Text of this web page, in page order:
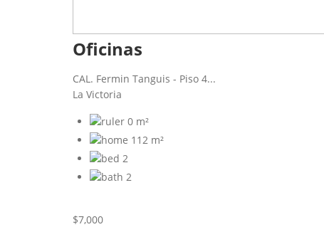
Oficinas
CAL. Fermin Tanguis - Piso 4...
La Victoria
0 m²
112 m²
2
2
$7,000